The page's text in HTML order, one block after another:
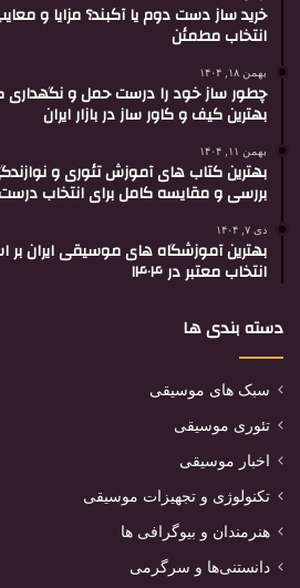
خرید ساز دست دوم یا آکبند؟ مزایا و
انتخاب مطمئن
بهمن ۱۸, ۱۴۰۴
چطور ساز خود را درست حمل و نگهداری
بهترین کیف و کاور ساز در بازار ایران
بهمن ۱۱, ۱۴۰۴
بهترین کتاب های آموزش تئوری و
بررسی و مقایسه کامل برای انتخاب
دی ۷, ۱۴۰۴
بهترین آموزشگاه های موسیقی ایران
انتخاب معتبر در ۱۴۰۴
دسته بندی ها
سبک های موسیقی
تئوری موسیقی
اخبار موسیقی
تکنولوژی و تجهیزات موسیقی
هنرمندان و بیوگرافی ها
دانستنی‌ها و سرگرمی